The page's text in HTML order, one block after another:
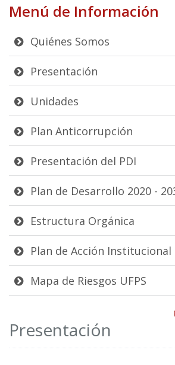
Menú de Información
Quiénes Somos
Presentación
Unidades
Plan Anticorrupción
Presentación del PDI
Plan de Desarrollo 2020 -
Estructura Orgánica
Plan de Acción Institucional
Mapa de Riesgos UFPS
Presentación